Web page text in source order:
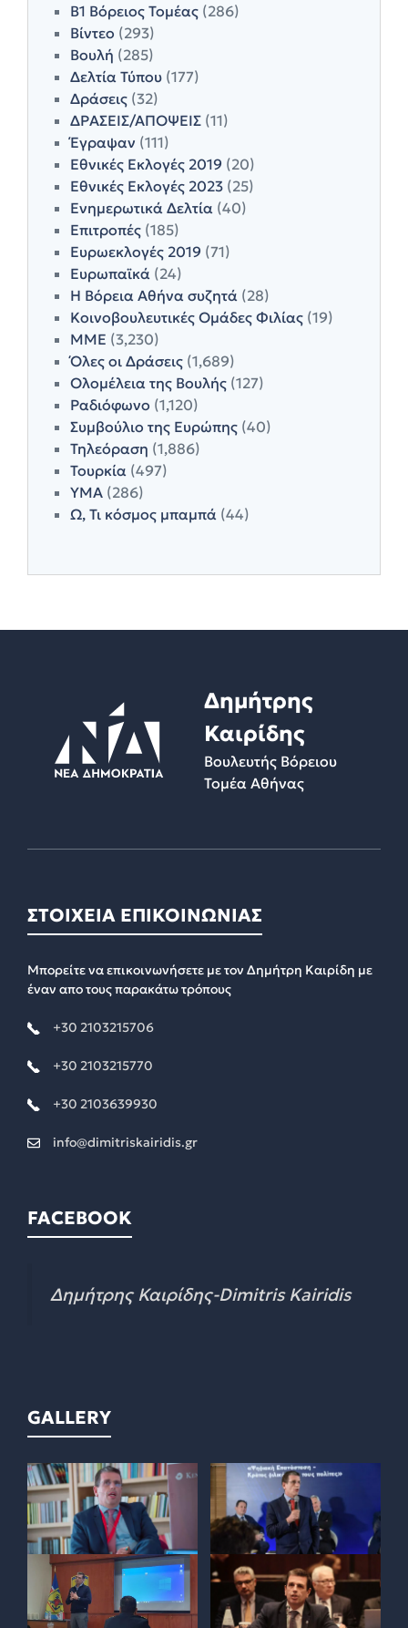
Β1 Βόρειος Τομέας (286)
Βίντεο (293)
Βουλή (285)
Δελτία Τύπου (177)
Δράσεις (32)
ΔΡΑΣΕΙΣ/ΑΠΟΨΕΙΣ (11)
Έγραψαν (111)
Εθνικές Εκλογές 2019 (20)
Εθνικές Εκλογές 2023 (25)
Ενημερωτικά Δελτία (40)
Επιτροπές (185)
Ευρωεκλογές 2019 (71)
Ευρωπαϊκά (24)
Η Βόρεια Αθήνα συζητά (28)
Κοινοβουλευτικές Ομάδες Φιλίας (19)
ΜΜΕ (3,230)
Όλες οι Δράσεις (1,689)
Ολομέλεια της Βουλής (127)
Ραδιόφωνο (1,120)
Συμβούλιο της Ευρώπης (40)
Τηλεόραση (1,886)
Τουρκία (497)
ΥΜΑ (286)
Ω, Τι κόσμος μπαμπά (44)
Δημήτρης
Καιρίδης
Βουλευτής Βόρειου
Τομέα Αθήνας
ΣΤΟΙΧΕΙΑ ΕΠΙΚΟΙΝΩΝΙΑΣ
Μπορείτε να επικοινωνήσετε με τον Δημήτρη Καιρίδη με
έναν απο τους παρακάτω τρόπους
+30 2103215706
+30 2103215770
+30 2103639930
info@dimitriskairidis.gr
FACEBOOK
Δημήτρης Καιρίδης-Dimitris Kairidis
GALLERY